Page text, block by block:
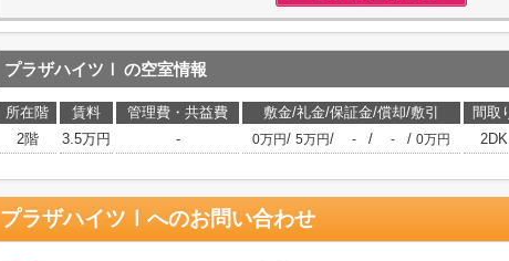
プラザハイツⅠ の空室情報
所在階 賃料 管理費・共益費 敷金/礼金/保証金/償却/敷引 間取
2階
3.5万円 - 0万円/ 5万円/ - / - / 0万円 2DK
プラザハイツⅠ へのお問い合わせ